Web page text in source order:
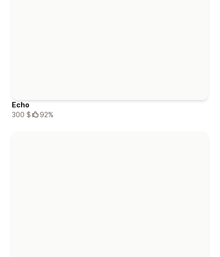
Echo
300 $
92%